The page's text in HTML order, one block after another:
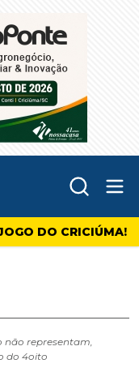
DO CRICIÚMA!
não representam,
do 4oito